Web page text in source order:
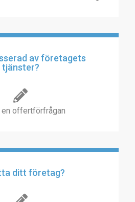
av företagets
tjänster?
en offertförfrågan
ditt företag?